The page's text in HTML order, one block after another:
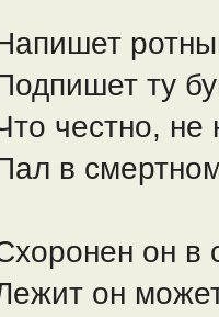
ту
честно, не
в
он в
он